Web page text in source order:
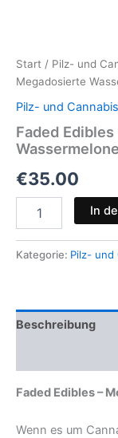
Start / Pilz- und
Megadosierte
Pilz- und
Faded
€35.00
Edibles
Megadosierte
In
Kategorie: Pilz- und
Beschreibung
Faded Edibles –
Wenn es um